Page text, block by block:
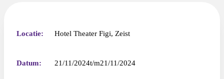
Locatie: Hotel Theater Figi, Zeist
Datum: 21/11/2024 21/11/2024